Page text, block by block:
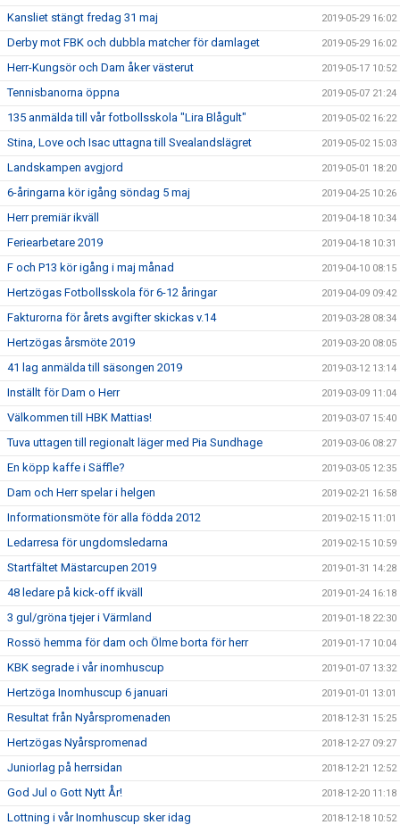
Kansliet stängt fredag 31 maj 2019-05-29 16:02
Derby mot FBK och dubbla matcher för damlaget 2019-05-29 16:02
Herr-Kungsör och Dam åker västerut 2019-05-17 10:52
Tennisbanorna öppna 2019-05-07 21:24
135 anmälda till vår fotbollsskola "Lira Blågult" 2019-05-02 16:22
Stina, Love och Isac uttagna till Svealandslägret 2019-05-02 15:03
Landskampen avgjord 2019-05-01 18:20
6-åringarna kör igång söndag 5 maj 2019-04-25 10:26
Herr premiär ikväll 2019-04-18 10:34
Feriearbetare 2019 2019-04-18 10:31
F och P13 kör igång i maj månad 2019-04-10 08:15
Hertzögas Fotbollsskola för 6-12 åringar 2019-04-09 09:42
Fakturorna för årets avgifter skickas v.14 2019-03-28 08:34
Hertzögas årsmöte 2019 2019-03-20 08:05
41 lag anmälda till säsongen 2019 2019-03-12 13:14
Inställt för Dam o Herr 2019-03-09 11:04
Välkommen till HBK Mattias! 2019-03-07 15:40
Tuva uttagen till regionalt läger med Pia Sundhage 2019-03-06 08:27
En köpp kaffe i Säffle? 2019-03-05 12:35
Dam och Herr spelar i helgen 2019-02-21 16:58
Informationsmöte för alla födda 2012 2019-02-15 11:01
Ledarresa för ungdomsledarna 2019-02-15 10:59
Startfältet Mästarcupen 2019 2019-01-31 14:28
48 ledare på kick-off ikväll 2019-01-24 16:18
3 gul/gröna tjejer i Värmland 2019-01-18 22:30
Rossö hemma för dam och Ölme borta för herr 2019-01-17 10:04
KBK segrade i vår inomhuscup 2019-01-07 13:32
Hertzöga Inomhuscup 6 januari 2019-01-01 13:01
Resultat från Nyårspromenaden 2018-12-31 15:25
Hertzögas Nyårspromenad 2018-12-27 09:27
Juniorlag på herrsidan 2018-12-21 12:52
God Jul o Gott Nytt År! 2018-12-20 11:18
Lottning i vår Inomhuscup sker idag 2018-12-18 10:52